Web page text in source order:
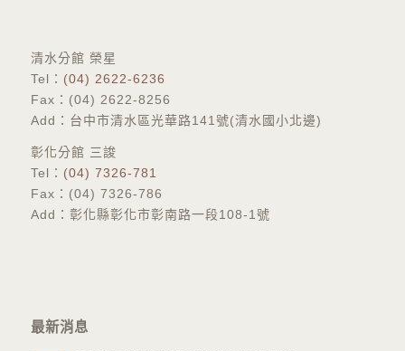
​清水分館 榮星
Tel： (04) 2622-6236
Fax：(04) 2622-8256
Add：台中市清水區光華路141號(清水國小北邊)
彰化分館 三誜
​Tel： (04) 7326-781
Fax：(04) 7326-786
Add：彰化縣彰化市彰南路一段108-1號
最新消息